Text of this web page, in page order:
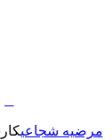
مرضیه شجاعی